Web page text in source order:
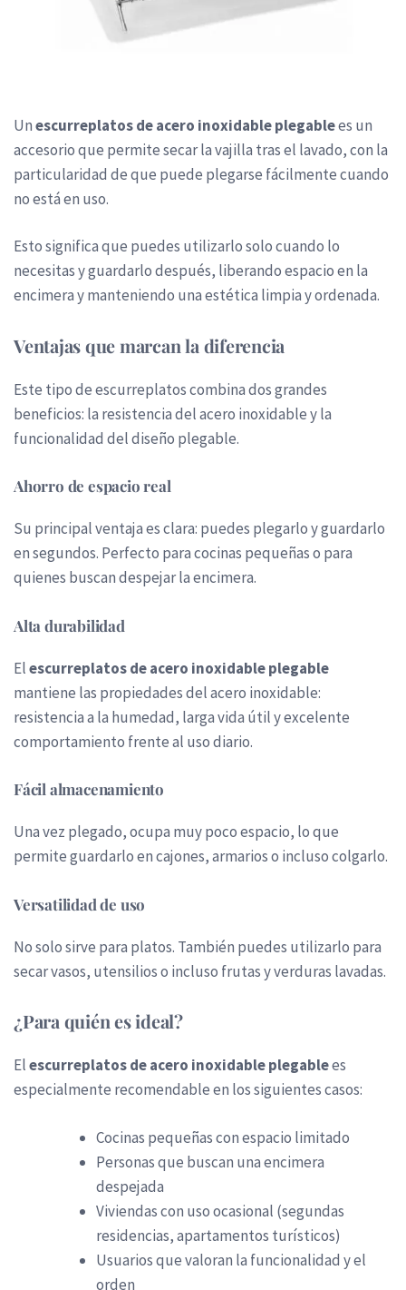
Unescurreplatos de acero inoxidable plegablees un
accesorio que permite secar la vajilla tras el lavado, con la
particularidad de que puede plegarse fácilmente cuando
no está en uso.
Esto significa que puedes utilizarlo solo cuando lo
necesitas y guardarlo después, liberando espacio en la
encimera y manteniendo una estética limpia y ordenada.
Ventajas que marcan la diferencia
Este tipo de escurreplatos combina dos grandes
beneficios: la resistencia del acero inoxidable y la
funcionalidad del diseño plegable.
Ahorro de espacio real
Su principal ventaja es clara: puedes plegarlo y guardarlo
en segundos. Perfecto para cocinas pequeñas o para
quienes buscan despejar la encimera.
Alta durabilidad
Elescurreplatos de acero inoxidable plegable
mantiene las propiedades del acero inoxidable:
resistencia a la humedad, larga vida útil y excelente
comportamiento frente al uso diario.
Fácil almacenamiento
Una vez plegado, ocupa muy poco espacio, lo que
permite guardarlo en cajones, armarios o incluso colgarlo.
Versatilidad de uso
No solo sirve para platos. También puedes utilizarlo para
secar vasos, utensilios o incluso frutas y verduras lavadas.
¿Para quién es ideal?
Elescurreplatos de acero inoxidable plegablees
especialmente recomendable en los siguientes casos:
Cocinas pequeñas con espacio limitado
Personas que buscan una encimera
despejada
Viviendas con uso ocasional (segundas
residencias, apartamentos turísticos)
Usuarios que valoran la funcionalidad y el
orden